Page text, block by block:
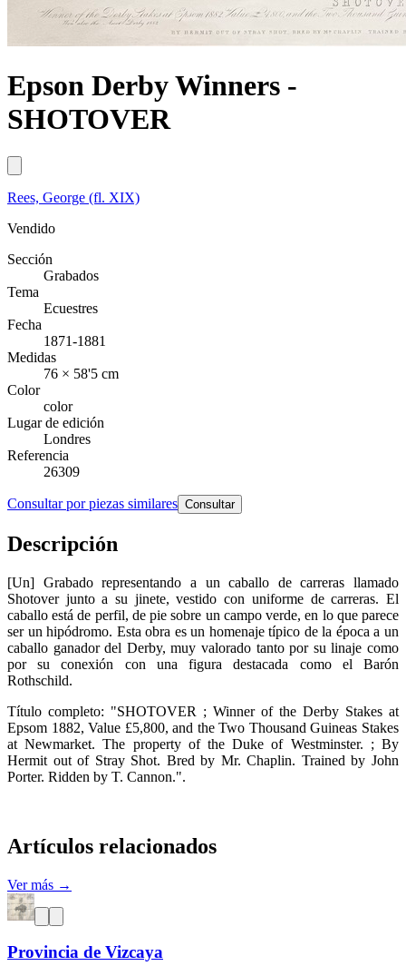
Epson Derby Winners -
SHOTOVER
Rees, George (fl. XIX)
Vendido
Sección
Grabados
Tema
Ecuestres
Fecha
1871-1881
Medidas
76 × 58'5 cm
Color
color
Lugar de edición
Londres
Referencia
26309
Consultar por piezas similares Consultar
Descripción
[Un] Grabado representando a un caballo de carreras llamado
Shotover junto a su jinete, vestido con uniforme de carreras. El
caballo está de perfil, de pie sobre un campo verde, en lo que parece
ser un hipódromo. Esta obra es un homenaje típico de la época a un
caballo ganador del Derby, muy valorado tanto por su linaje como
por su conexión con una figura destacada como el Barón
Rothschild.
Título completo: "SHOTOVER ; Winner of the Derby Stakes at
Epsom 1882, Value £5,800, and the Two Thousand Guineas Stakes
at Newmarket. The property of the Duke of Westminster. ; By
Hermit out of Stray Shot. Bred by Mr. Chaplin. Trained by John
Porter. Ridden by T. Cannon.".
Artículos relacionados
Ver más →
Provincia de Vizcaya